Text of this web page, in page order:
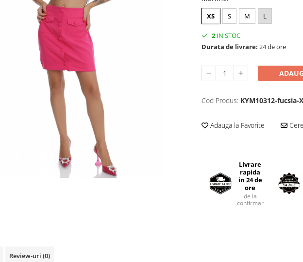
XS S M L
2 IN STOC
Durata de livrare: 24 de ore
Cod Produs: KYM10312-fucsia-
Adauga la Favorite
Livrare
rapida
in 24 de
ore
de la
confirmarea comenzii.
Review-uri (0)